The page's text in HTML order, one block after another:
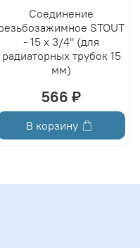
Соединение
STOUT
- 15 x 3/4" (для
радиаторных трубок 15
мм)
566 ₽
В корзину